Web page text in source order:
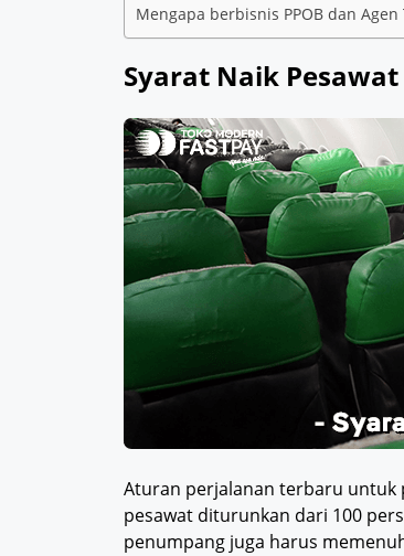
Mengapa berbisnis PPOB dan Agen
Syarat Naik
Aturan perjalanan terbaru untuk
pesawat diturunkan dari 100
penumpang juga harus